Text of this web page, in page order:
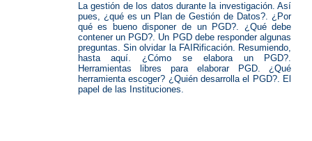
La gestión de los datos durante la investigación. Así
pues, ¿qué es un Plan de Gestión de Datos?. ¿Por
qué es bueno disponer de un PGD?. ¿Qué debe
contener un PGD?. Un PGD debe responder algunas
preguntas. Sin olvidar la FAIRificación. Resumiendo,
hasta aquí. ¿Cómo se elabora un PGD?.
Herramientas libres para elaborar PGD. ¿Qué
herramienta escoger? ¿Quién desarrolla el PGD?. El
papel de las Instituciones.